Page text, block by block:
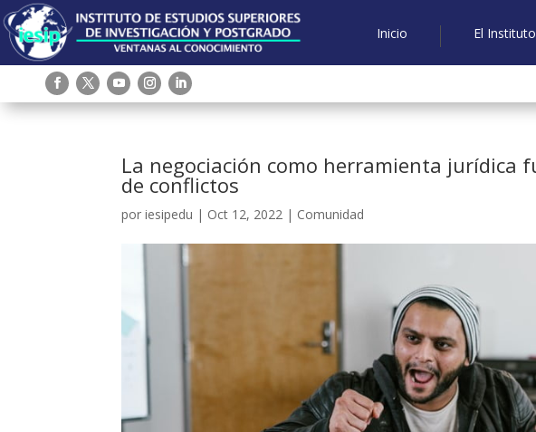
Inicio El Instituto
La negociación como herramienta jurídica
de conflictos
poriesipedu | Oct 12, 2022 | Comunidad